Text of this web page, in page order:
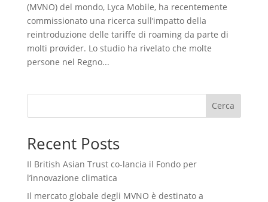
(MVNO) del mondo, Lyca Mobile, ha recentemente
commissionato una ricerca sull’impatto della
reintroduzione delle tariffe di roaming da parte di
molti provider. Lo studio ha rivelato che molte
persone nel Regno...
Cerca
Recent Posts
Il British Asian Trust co-lancia il Fondo per
l’innovazione climatica
Il mercato globale degli MVNO è destinato a